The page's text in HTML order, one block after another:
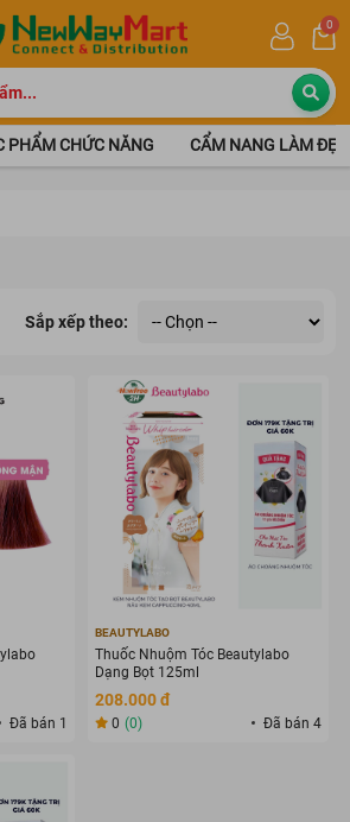
0
PHẨM CHỨC NĂNG CẨM NANG LÀM ĐẸP
Sắp xếp theo:
Đã bán 1
BEAUTYLABO
Thuốc Nhuộm Tóc Beautylabo
Dạng Bọt 125ml
208.000 đ
0 (0) Đã bán 4